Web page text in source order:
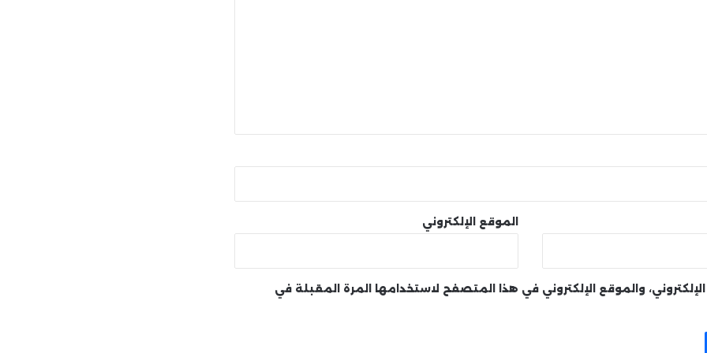
الموقع الإلكتروني
والموقع الإلكتروني في هذا المتصفح لاستخدامها المرة المقبلة في